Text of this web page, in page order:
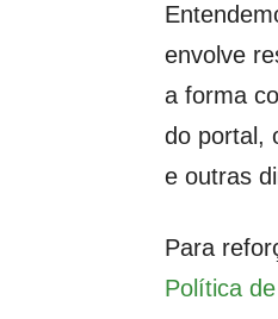
envolve
a forma
do portal,
e outras
Para
Política